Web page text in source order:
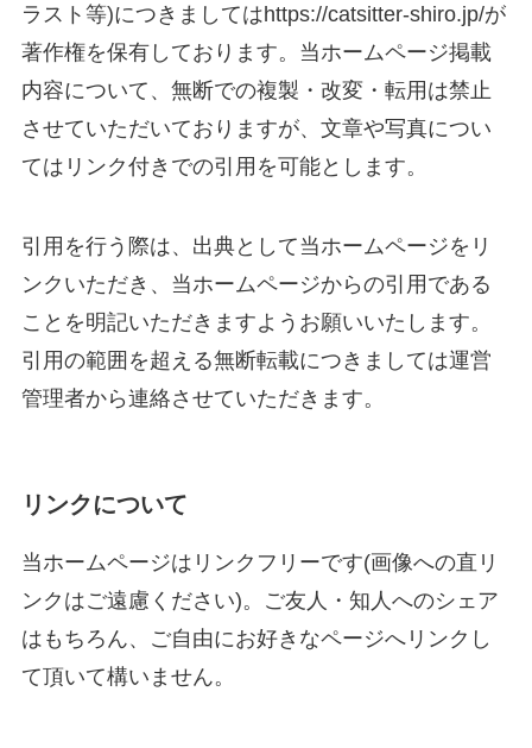
ラスト等)につきましてはhttps://catsitter-shiro.jp/が
著作権を保有しております。当ホームページ掲載
内容について、無断での複製・改変・転用は禁止
させていただいておりますが、文章や写真につい
てはリンク付きでの引用を可能とします。
引用を行う際は、出典として当ホームページをリ
ンクいただき、当ホームページからの引用である
ことを明記いただきますようお願いいたします。
引用の範囲を超える無断転載につきましては運営
管理者から連絡させていただきます。
リンクについて
当ホームページはリンクフリーです(画像への直リ
ンクはご遠慮ください)。ご友人・知人へのシェア
はもちろん、ご自由にお好きなページへリンクし
て頂いて構いません。